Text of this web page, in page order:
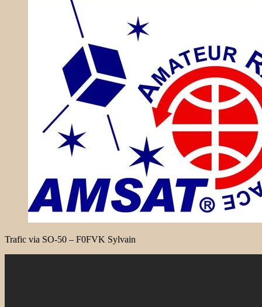
Trafic via SO-50 – F0FVK Sylvain